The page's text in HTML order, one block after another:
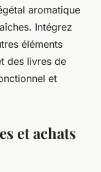
aromatique
Intégrez
éléments
des livres de
et
et achats